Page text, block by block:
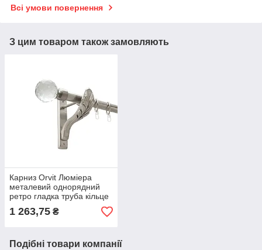
Всі умови повернення
З цим товаром також замовляють
Карниз Orvit Люміера
металевий однорядний
ретро гладка труба кільце
Сталь 25 мм 200 см (00-
1 263,75 ₴
Подібні товари компанії